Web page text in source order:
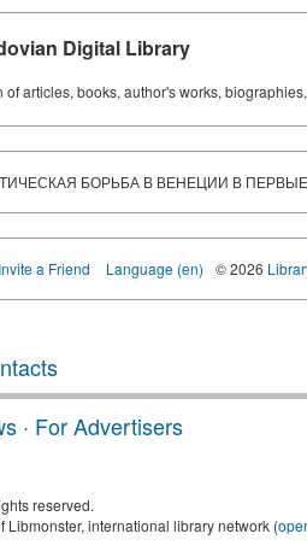
Digital Library
articles, books, author's works,
БОРЬБА В ВЕНЕЦИИ В
Invite a Friend Language (en) © 2026
· For Advertisers
reserved.
Libmonster, international library network (